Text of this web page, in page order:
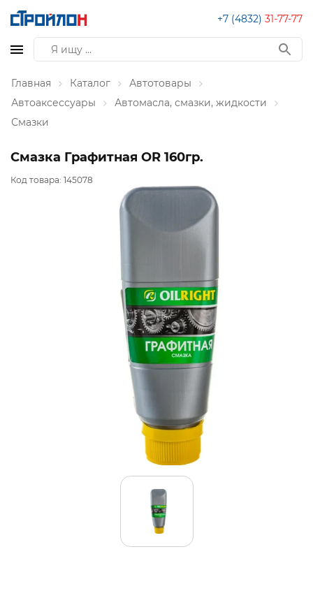
+7 (4832) 31-77-77
Главная Каталог
Автотовары
Автоаксессуары
Автомасла, смазки, жидкости
Смазки
Смазка Графитная OR 160гр.
Код товара: 145078